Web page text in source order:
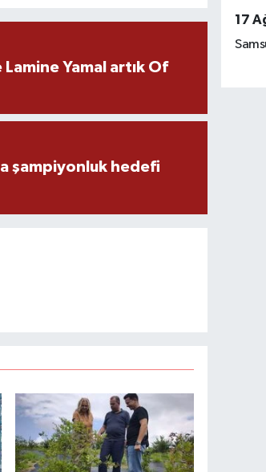
Lamine Yamal artık Of
şampiyonluk hedefi
17